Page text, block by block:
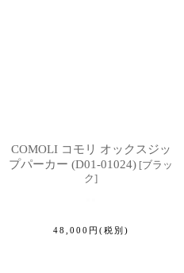
COMOLI コモリ オックスジッ
プパーカー (D01-01024) [ブラッ
ク]
48,000 円 (税別)